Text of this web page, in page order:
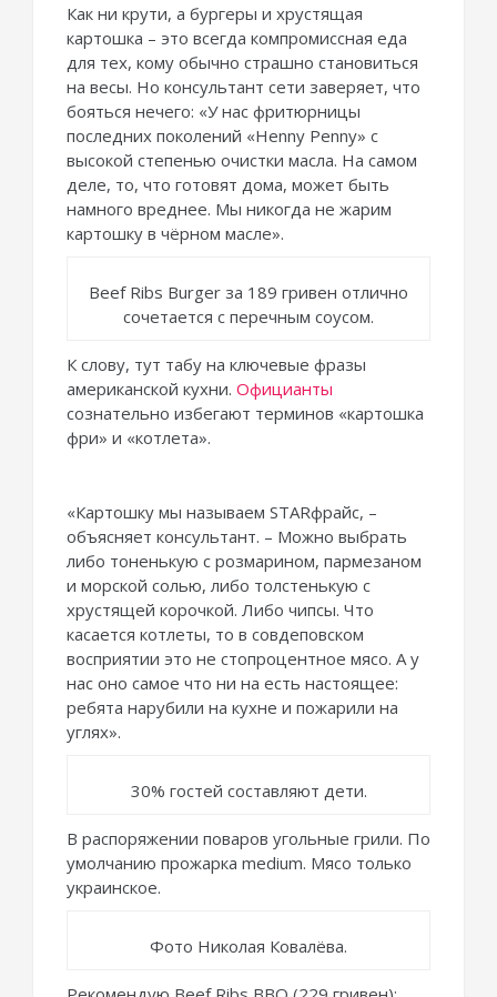
Как ни крути, а бургеры и хрустящая
картошка – это всегда компромиссная еда
для тех, кому обычно страшно становиться
на весы. Но консультант сети заверяет, что
бояться нечего: «У нас фритюрницы
последних поколений «Henny Penny» с
высокой степенью очистки масла. На самом
деле, то, что готовят дома, может быть
намного вреднее. Мы никогда не жарим
картошку в чёрном масле».
Beef Ribs Burger за 189 гривен отлично
сочетается с перечным соусом.
К слову, тут табу на ключевые фразы
американской кухни. Официанты
сознательно избегают терминов «картошка
фри» и «котлета».
«Картошку мы называем STARфрайс, –
объясняет консультант. – Можно выбрать
либо тоненькую с розмарином, пармезаном
и морской солью, либо толстенькую с
хрустящей корочкой. Либо чипсы. Что
касается котлеты, то в совдеповском
восприятии это не стопроцентное мясо. А у
нас оно самое что ни на есть настоящее:
ребята нарубили на кухне и пожарили на
углях».
30% гостей составляют дети.
В распоряжении поваров угольные грили. По
умолчанию прожарка medium. Мясо только
украинское.
Фото Николая Ковалёва.